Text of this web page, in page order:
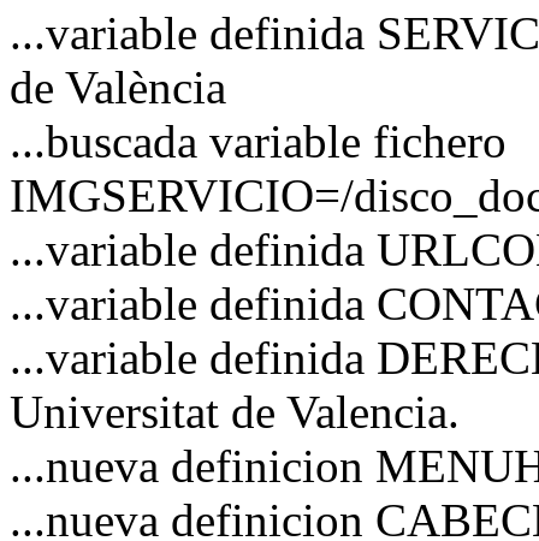
...variable definida
de València
...buscada variable fichero
IMGSERVICIO=/
...variable definida
...variable definida
...variable definida
Universitat de Valencia.
...nueva definicion
...nueva definicion